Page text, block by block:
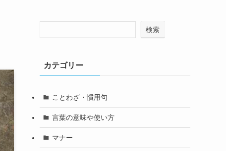
検索
カテゴリー
ことわざ・慣用句
言葉の意味や使い方
マナー